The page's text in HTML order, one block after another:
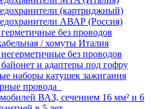
(картриджный)
АВАР (Россия)
без проводов
/ хомуты Италия
без проводов
и адаптеры под гофру
наборы катушек зажигания
провода
ВАЗ, сечением 16 мм² и 6